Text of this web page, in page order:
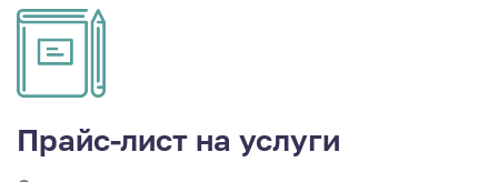
Прайс-лист на услуги